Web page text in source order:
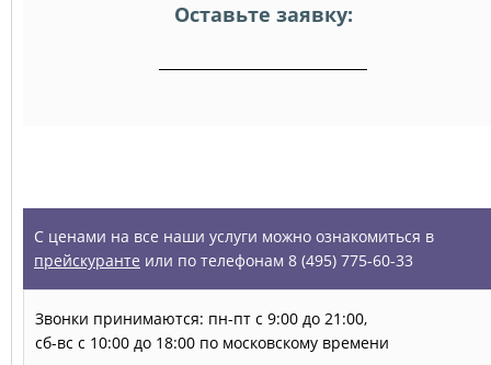
Оставьте заявку:
С ценами на все наши услуги можно ознакомиться в
прейскуранте или по телефонам 8 (495) 775-60-33
Звонки принимаются: пн-пт с 9:00 до 21:00,
сб-вс с 10:00 до 18:00 по московскому времени